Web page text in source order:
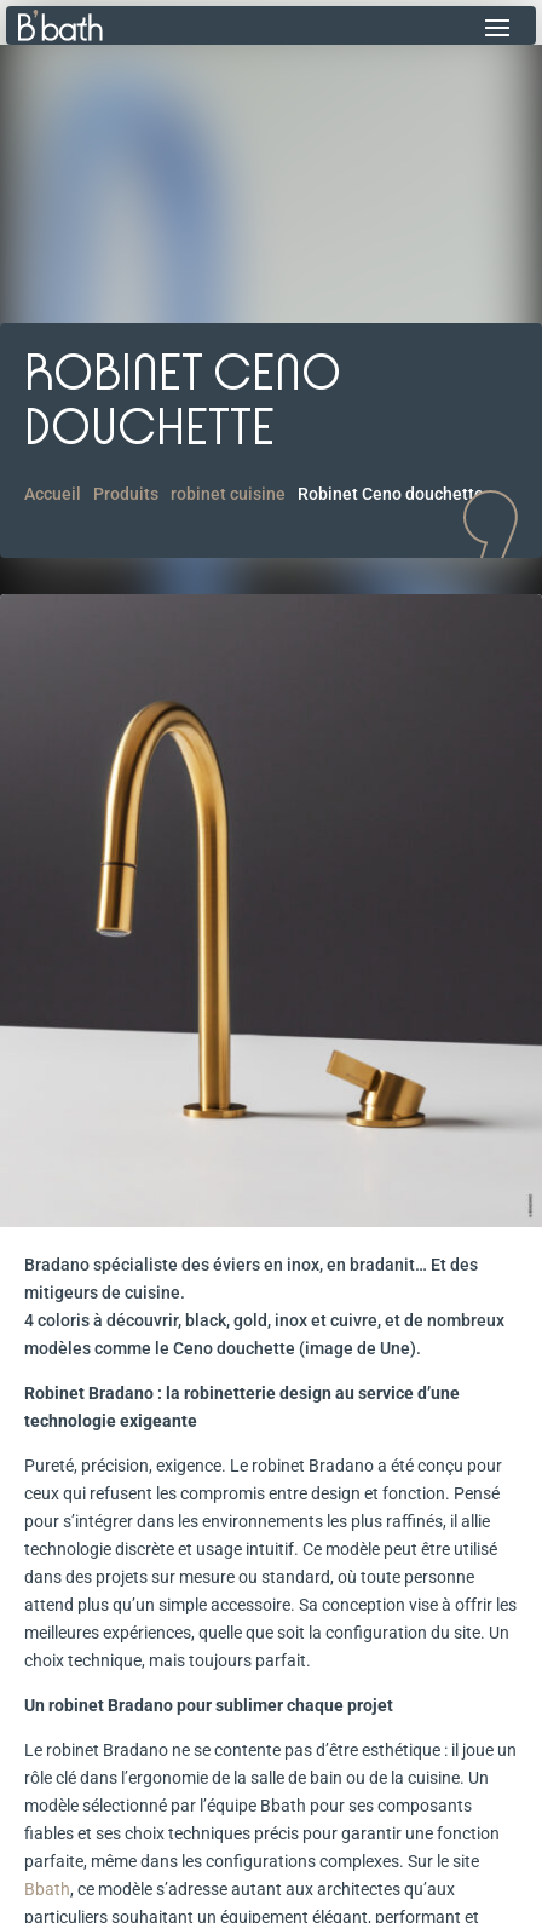
ROBINET CENO
DOUCHETTE
Accueil Produits robinet cuisine Robinet Ceno douchette
Bradano spécialiste des éviers en inox, en bradanit… Et des
mitigeurs de cuisine.
4 coloris à découvrir, black, gold, inox et cuivre, et de nombreux
modèles comme le Ceno douchette (image de Une).
Robinet Bradano : la robinetterie design au service d’une
technologie exigeante
Pureté, précision, exigence. Le robinet Bradano a été conçu pour
ceux qui refusent les compromis entre design et fonction. Pensé
pour s’intégrer dans les environnements les plus raffinés, il allie
technologie discrète et usage intuitif. Ce modèle peut être utilisé
dans des projets sur mesure ou standard, où toute personne
attend plus qu’un simple accessoire. Sa conception vise à offrir les
meilleures expériences, quelle que soit la configuration du site. Un
choix technique, mais toujours parfait.
Un robinet Bradano pour sublimer chaque projet
Le robinet Bradano ne se contente pas d’être esthétique : il joue un
rôle clé dans l’ergonomie de la salle de bain ou de la cuisine. Un
modèle sélectionné par l’équipe Bbath pour ses composants
fiables et ses choix techniques précis pour garantir une fonction
parfaite, même dans les configurations complexes. Sur le site
Bbath, ce modèle s’adresse autant aux architectes qu’aux
particuliers souhaitant un équipement élégant, performant et